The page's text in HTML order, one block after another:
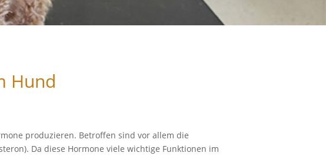
Hund
produzieren. Betroffen sind vor allem die
Da diese Hormone viele wichtige Funktionen im